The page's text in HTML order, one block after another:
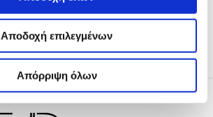
Αποδοχή επιλεγμένων
Απόρριψη όλων